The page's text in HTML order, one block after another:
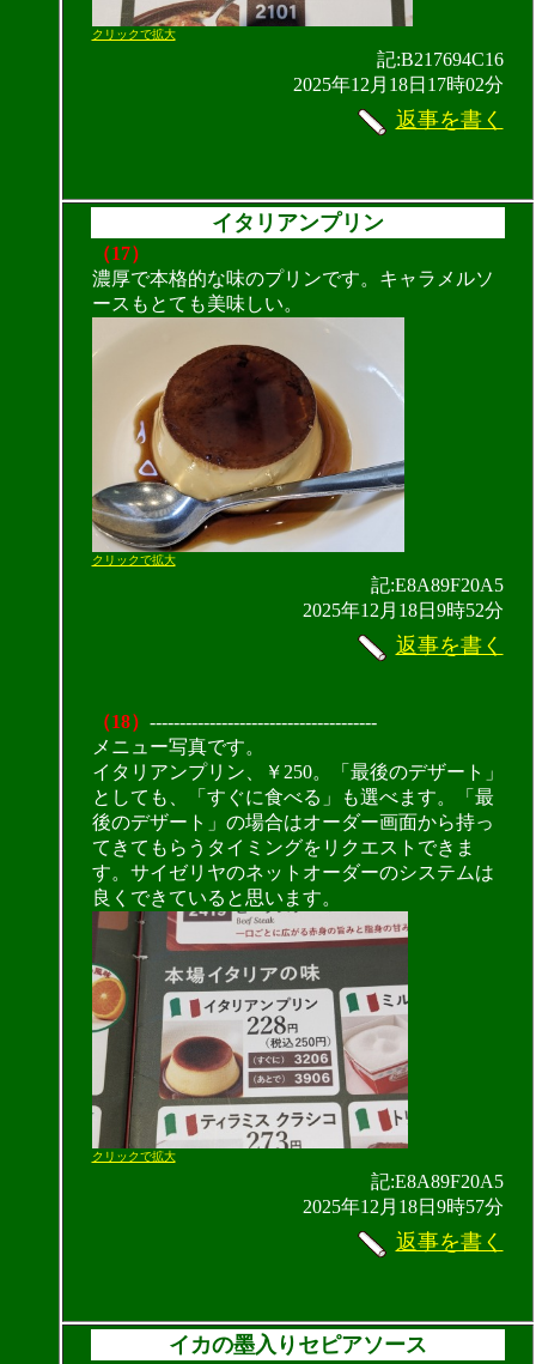
クリックで拡大
記:B217694C16
2025年12月18日17時02分
返事を書く
イタリアンプリン
（17）
濃厚で本格的な味のプリンです。キャラメルソ
ースもとても美味しい。
クリックで拡大
記:E8A89F20A5
2025年12月18日9時52分
返事を書く
（18） --------------------------------------
メニュー写真です。
イタリアンプリン、￥250。「最後のデザート」
としても、「すぐに食べる」も選べます。「最
後のデザート」の場合はオーダー画面から持っ
てきてもらうタイミングをリクエストできま
す。サイゼリヤのネットオーダーのシステムは
良くできていると思います。
クリックで拡大
記:E8A89F20A5
2025年12月18日9時57分
返事を書く
イカの墨入りセピアソース